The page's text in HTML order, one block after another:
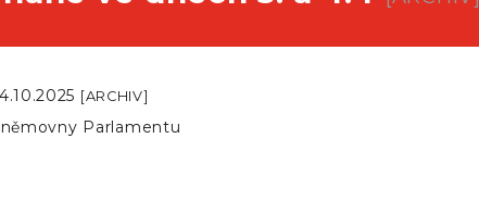
[ARCHIV]
Parlamentu